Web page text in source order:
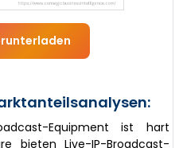
Equipment ist hart
bieten Live-IP-Broadcast-